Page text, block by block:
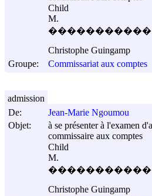
Child
M.
Christophe Guingamp
Groupe:
Commissariat aux comptes
De:
Jean-Marie Ngoumou
Objet:
à se présenter à l'examen
commissaire aux comptes
Child
M.
Christophe Guingamp
admission